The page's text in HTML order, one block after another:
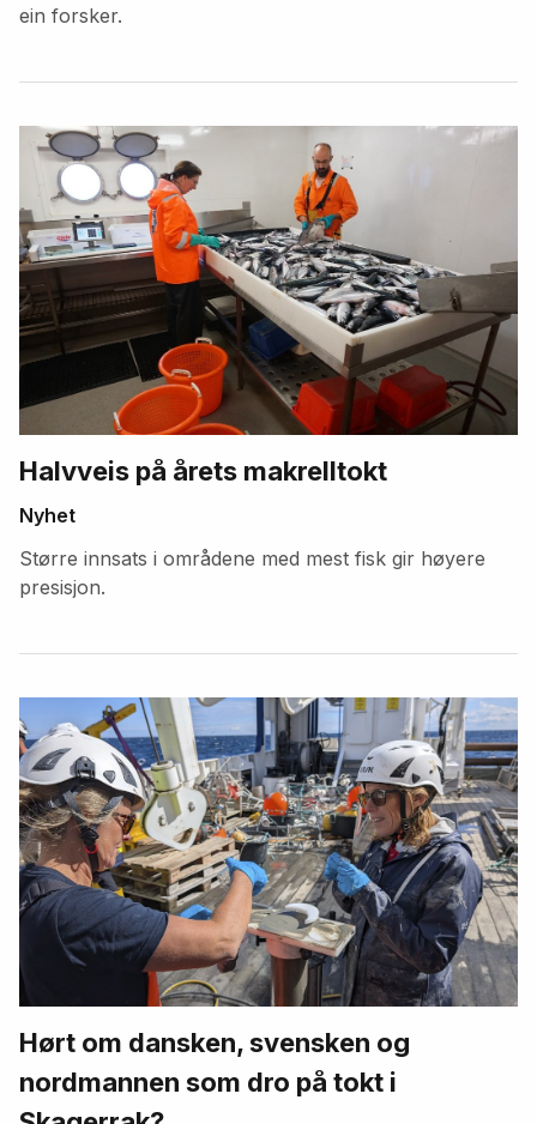
ein forsker.
Halvveis på årets makrelltokt
Nyhet
Større innsats i områdene med mest fisk gir høyere
presisjon.
Hørt om dansken, svensken og
nordmannen som dro på tokt i